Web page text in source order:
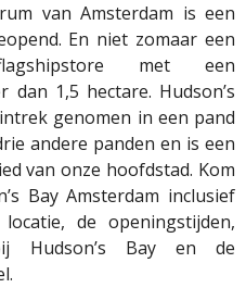
van Amsterdam is een
En niet zomaar een
met een
1,5 hectare. Hudson’s
genomen in een pand
andere panden en is een
van onze hoofdstad. Kom
Bay Amsterdam inclusief
de openingstijden,
Hudson’s Bay en de